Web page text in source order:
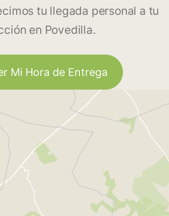
tu llegada personal a tu
en Povedilla.
Mi Hora de Entrega